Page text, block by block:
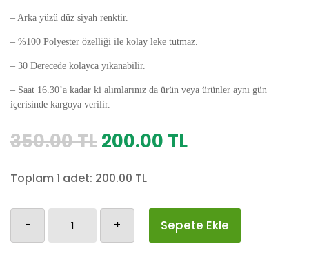
– Arka yüzü düz siyah renktir.
– %100 Polyester özelliği ile kolay leke tutmaz.
– 30 Derecede kolayca yıkanabilir.
– Saat 16.30’a kadar ki alımlarınız da ürün veya ürünler aynı gün
içerisinde kargoya verilir.
350.00TLOrijinal
350.00 TL.
200.00 TLŞu
Toplam 1 adet: 200.00 TL
- + Sepete Ekle